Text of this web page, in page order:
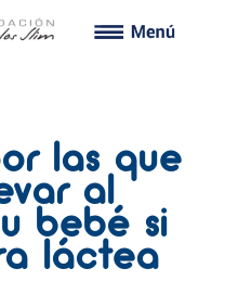
las que
al
bebé si
láctea